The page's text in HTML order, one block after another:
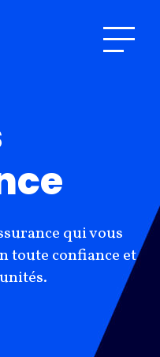
qui vous
toute confiance et